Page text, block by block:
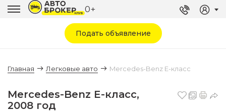
0+
Подать объявление
Главная Легковые авто Mercedes-Benz E-класс
Mercedes-Benz E-класс,
2008 год